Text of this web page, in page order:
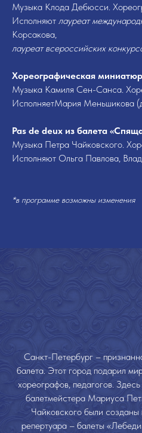
Музыка Клода Дебюсси.
Исполняют лауреат
Корсакова,
лауреат всероссийских
Хореографическая
Музыка Камиля Сен-Санса.
ИсполняетМария Меньшикова
Pas de deux из балета
Музыка Петра Чайковского.
Исполняют Ольга Павлова,
*в программе возможны изменения
Санкт-Петербург –
балета. Этот город подарил
хореографов, педагогов.
балетмейстера Мариуса
Чайковского были
репертуара – балеты